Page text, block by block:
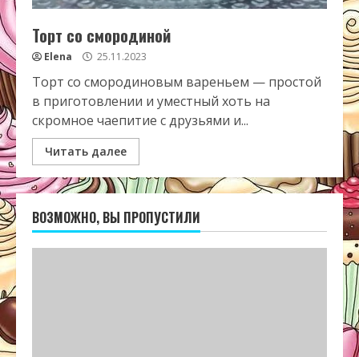
Торт со смородиной
Elena 25.11.2023
Торт со смородиновым вареньем — простой
в приготовлении и уместный хоть на
скромное чаепитие с друзьями и...
Читать далее
ВОЗМОЖНО, ВЫ ПРОПУСТИЛИ